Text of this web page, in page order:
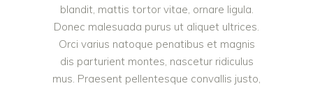
blandit, mattis tortor vitae, ornare ligula.
Donec malesuada purus ut aliquet ultrices.
Orci varius natoque penatibus et magnis
dis parturient montes, nascetur ridiculus
mus. Praesent pellentesque convallis justo,